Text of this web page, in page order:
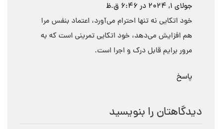
جولای 1, 2024 در 6:46 ق.ظ
خود اتکایی نه تنها احترام می‌آورد، اعتماد بنفس مرا
هم افزايش می‌دهد، خود اتکایی تمرینی است که به
مرور برایم قابل درک و اجرا است.
پاسخ
دیدگاهتان را بنویسید